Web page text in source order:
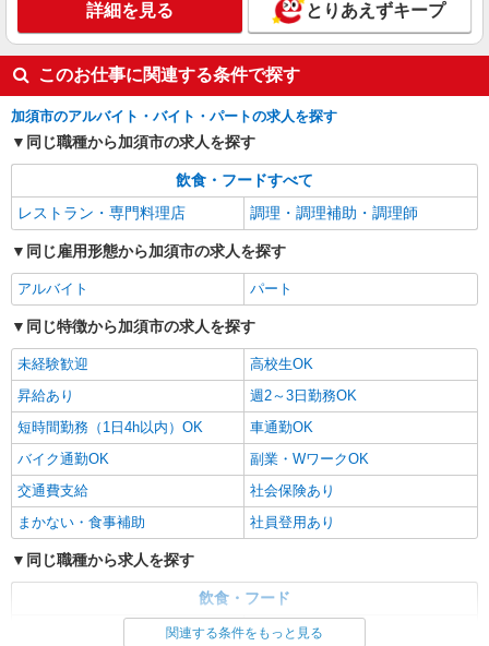
詳細を見る とりあえずキープ
このお仕事に関連する条件で探す
加須市のアルバイト・バイト・パートの求人を探す
同じ職種から加須市の求人を探す
飲食・フードすべて
レストラン・専門料理店
調理・調理補助・調理師
同じ雇用形態から加須市の求人を探す
アルバイト パート
同じ特徴から加須市の求人を探す
未経験歓迎
高校生OK
昇給あり
週2～3日勤務OK
短時間勤務（1日4h以内）OK
車通勤OK
バイク通勤OK
副業・WワークOK
交通費支給
社会保険あり
まかない・食事補助
社員登用あり
同じ職種から求人を探す
飲食・フード
レストラン・専門料理店
調理・調理補助・調理師
関連する条件をもっと見る